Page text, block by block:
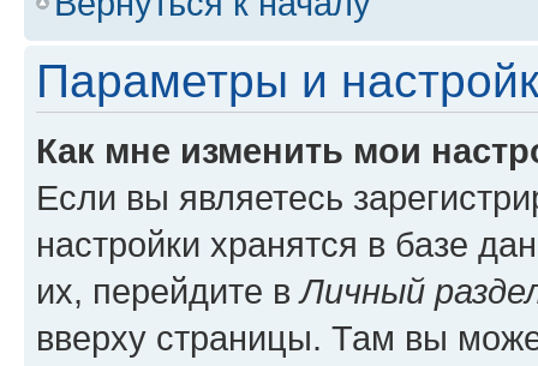
Параметры и
Как мне изменить мои
Если вы являетесь
настройки хранятся в базе
их, перейдите вЛичный
вверху страницы. Там вы